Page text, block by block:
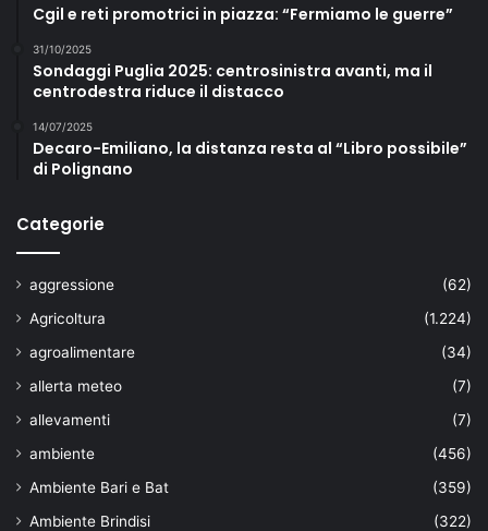
Cgil e reti promotrici in piazza: “Fermiamo le guerre”
31/10/2025
Sondaggi Puglia 2025: centrosinistra avanti, ma il
centrodestra riduce il distacco
14/07/2025
Decaro-Emiliano, la distanza resta al “Libro possibile”
di Polignano
Categorie
aggressione
(62)
Agricoltura
(1.224)
agroalimentare
(34)
allerta meteo
(7)
allevamenti
(7)
ambiente
(456)
Ambiente Bari e Bat
(359)
Ambiente Brindisi
(322)